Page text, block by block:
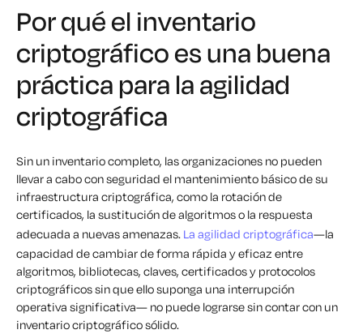
Por qué el inventario
criptográfico es una buena
práctica para la agilidad
criptográfica
Sin un inventario completo, las organizaciones no pueden
llevar a cabo con seguridad el mantenimiento básico de su
infraestructura criptográfica, como la rotación de
certificados, la sustitución de algoritmos o la respuesta
adecuada a nuevas amenazas. La agilidad criptográfica—la
capacidad de cambiar de forma rápida y eficaz entre
algoritmos, bibliotecas, claves, certificados y protocolos
criptográficos sin que ello suponga una interrupción
operativa significativa— no puede lograrse sin contar con un
inventario criptográfico sólido.